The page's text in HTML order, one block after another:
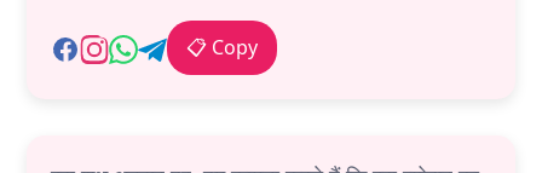
📋 Copy